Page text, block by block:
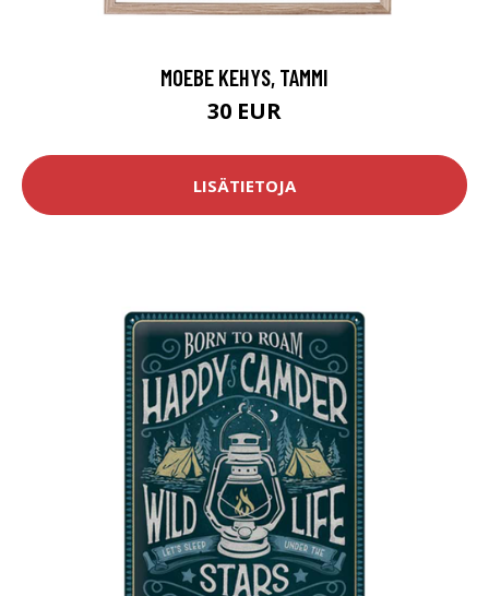
MOEBE KEHYS, TAMMI
30 EUR
LISÄTIETOJA